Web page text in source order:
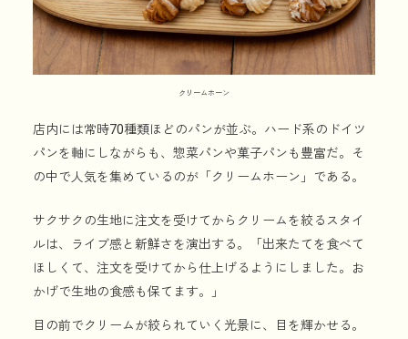
クリームホーン
店内には常時70種類ほどのパンが並ぶ。ハード系のドイツ
パンを軸にしながらも、惣菜パンや菓子パンも豊富だ。そ
の中で人気を集めているのが「クリームホーン」である。
サクサクの生地に注文を受けてからクリームを絞るスタイ
ルは、ライブ感と新鮮さを演出する。「出来たてを食べて
ほしくて、注文を受けてから仕上げるようにしました。お
かげで生地の食感も保てます。」
目の前でクリームが絞られていく光景に、目を輝かせる。